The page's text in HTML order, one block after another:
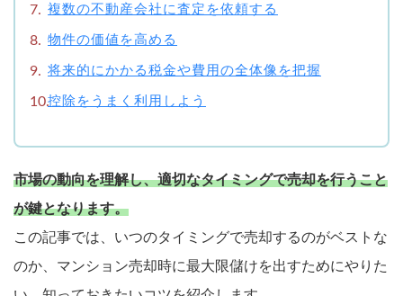
複数の不動産会社に査定を依頼する
物件の価値を高める
将来的にかかる税金や費用の全体像を把握
控除をうまく利用しよう
市場の動向を理解し、適切なタイミングで売却を行うこと
が鍵となります。
この記事では、いつのタイミングで売却するのがベストな
のか、マンション売却時に最大限儲けを出すためにやりた